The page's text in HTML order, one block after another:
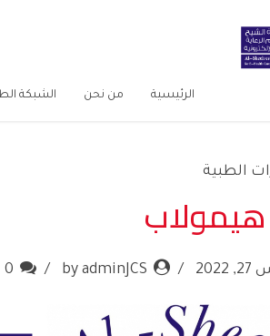
الرئيسية من نحن الشبكة
الطبية
هيمولاب
by adminJCS
0